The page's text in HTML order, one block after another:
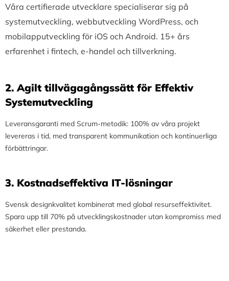
Våra certifierade utvecklare specialiserar sig på
systemutveckling, webbutveckling WordPress, och
mobilapputveckling för iOS och Android. 15+ års
erfarenhet i fintech, e-handel och tillverkning.
2.⁠ ⁠Agilt tillvägagångssätt för Effektiv
Systemutveckling
Leveransgaranti med Scrum-metodik: 100% av våra projekt
levereras i tid, med transparent kommunikation och kontinuerliga
förbättringar.
3.⁠ ⁠Kostnadseffektiva IT-lösningar
Svensk designkvalitet kombinerat med global resurseffektivitet.
Spara upp till 70% på utvecklingskostnader utan kompromiss med
säkerhet eller prestanda.